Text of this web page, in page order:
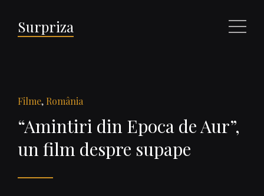
Surpriza Meniu
Filme, România
“Amintiri din Epoca de Aur”,
un film despre supape